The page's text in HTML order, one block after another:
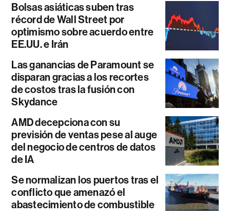
Bolsas asiáticas suben tras
récord de Wall Street por
optimismo sobre acuerdo entre
EE.UU. e Irán
Las ganancias de Paramount se
disparan gracias a los recortes
de costos tras la fusión con
Skydance
AMD decepciona con su
previsión de ventas pese al auge
del negocio de centros de datos
de IA
Se normalizan los puertos tras el
conflicto que amenazó el
abastecimiento de combustible